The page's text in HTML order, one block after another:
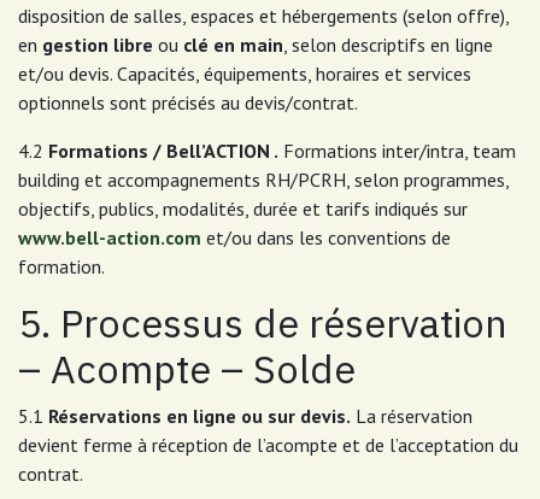
disposition de salles, espaces et hébergements (selon offre),
en gestion libre ou clé en main, selon descriptifs en ligne
et/ou devis. Capacités, équipements, horaires et services
optionnels sont précisés au devis/contrat.
4.2 Formations / Bell’ACTION . Formations inter/intra, team
building et accompagnements RH/PCRH, selon programmes,
objectifs, publics, modalités, durée et tarifs indiqués sur
www.bell-action.com et/ou dans les conventions de
formation.
5. Processus de réservation
– Acompte – Solde
5.1 Réservations en ligne ou sur devis. La réservation
devient ferme à réception de l’acompte et de l’acceptation du
contrat.